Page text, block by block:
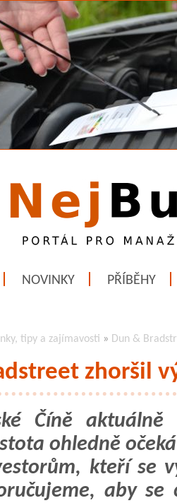
NOVINKY PŘÍBĚHY
tipy a zajímavosti » Dun &
zhoršil
Číně aktuálně
ohledně
kteří se
aby se